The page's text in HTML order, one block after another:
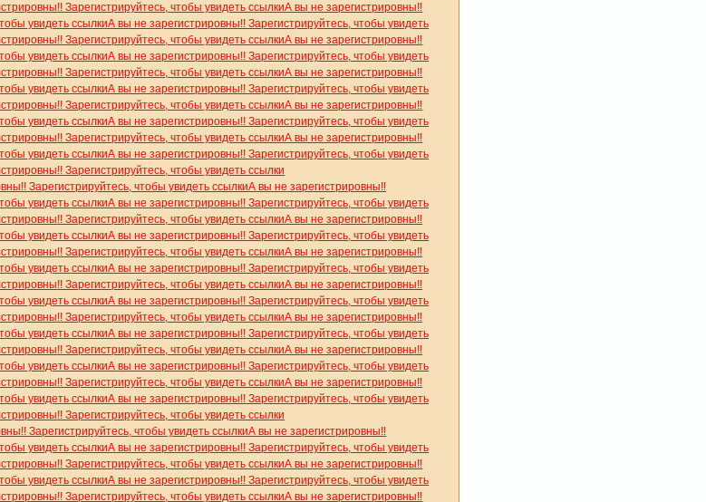
Зарегистрируйтесь, чтобы увидеть ссылкиА вы не зарегистрировны!!
увидеть ссылкиА вы не зарегистрировны!! Зарегистрируйтесь, чтобы увидеть
Зарегистрируйтесь, чтобы увидеть ссылкиА вы не зарегистрировны!!
увидеть ссылкиА вы не зарегистрировны!! Зарегистрируйтесь, чтобы увидеть
Зарегистрируйтесь, чтобы увидеть ссылкиА вы не зарегистрировны!!
увидеть ссылкиА вы не зарегистрировны!! Зарегистрируйтесь, чтобы увидеть
Зарегистрируйтесь, чтобы увидеть ссылкиА вы не зарегистрировны!!
увидеть ссылкиА вы не зарегистрировны!! Зарегистрируйтесь, чтобы увидеть
Зарегистрируйтесь, чтобы увидеть ссылкиА вы не зарегистрировны!!
увидеть ссылкиА вы не зарегистрировны!! Зарегистрируйтесь, чтобы увидеть
Зарегистрируйтесь, чтобы увидеть ссылки
Зарегистрируйтесь, чтобы увидеть ссылкиА вы не зарегистрировны!!
увидеть ссылкиА вы не зарегистрировны!! Зарегистрируйтесь, чтобы увидеть
Зарегистрируйтесь, чтобы увидеть ссылкиА вы не зарегистрировны!!
увидеть ссылкиА вы не зарегистрировны!! Зарегистрируйтесь, чтобы увидеть
Зарегистрируйтесь, чтобы увидеть ссылкиА вы не зарегистрировны!!
увидеть ссылкиА вы не зарегистрировны!! Зарегистрируйтесь, чтобы увидеть
Зарегистрируйтесь, чтобы увидеть ссылкиА вы не зарегистрировны!!
увидеть ссылкиА вы не зарегистрировны!! Зарегистрируйтесь, чтобы увидеть
Зарегистрируйтесь, чтобы увидеть ссылкиА вы не зарегистрировны!!
увидеть ссылкиА вы не зарегистрировны!! Зарегистрируйтесь, чтобы увидеть
Зарегистрируйтесь, чтобы увидеть ссылкиА вы не зарегистрировны!!
увидеть ссылкиА вы не зарегистрировны!! Зарегистрируйтесь, чтобы увидеть
Зарегистрируйтесь, чтобы увидеть ссылкиА вы не зарегистрировны!!
увидеть ссылкиА вы не зарегистрировны!! Зарегистрируйтесь, чтобы увидеть
Зарегистрируйтесь, чтобы увидеть ссылки
Зарегистрируйтесь, чтобы увидеть ссылкиА вы не зарегистрировны!!
увидеть ссылкиА вы не зарегистрировны!! Зарегистрируйтесь, чтобы увидеть
Зарегистрируйтесь, чтобы увидеть ссылкиА вы не зарегистрировны!!
увидеть ссылкиА вы не зарегистрировны!! Зарегистрируйтесь, чтобы увидеть
Зарегистрируйтесь, чтобы увидеть ссылкиА вы не зарегистрировны!!